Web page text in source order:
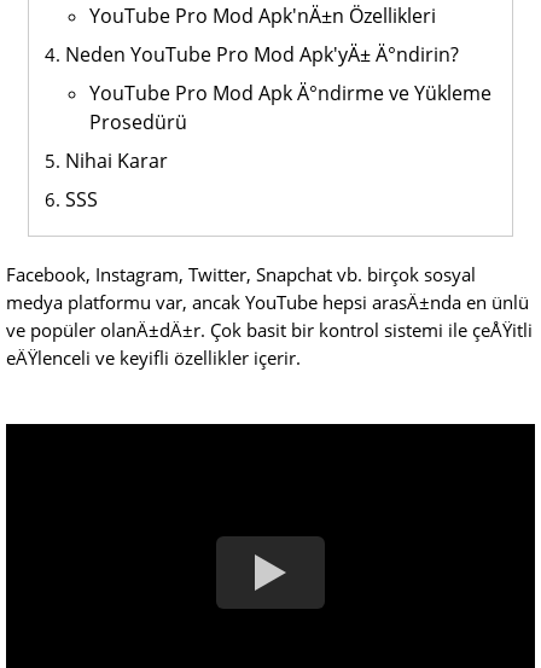
YouTube Pro Mod Apk'nÄ±n Özellikleri
Neden YouTube Pro Mod Apk'yÄ± Ä°ndirin?
YouTube Pro Mod Apk Ä°ndirme ve Yükleme
Prosedürü
Nihai Karar
SSS
Facebook, Instagram, Twitter, Snapchat vb. birçok sosyal
medya platformu var, ancak YouTube hepsi arasÄ±nda en ünlü
ve popüler olanÄ±dÄ±r. Çok basit bir kontrol sistemi ile çeÅŸitli
eÄŸlenceli ve keyifli özellikler içerir.